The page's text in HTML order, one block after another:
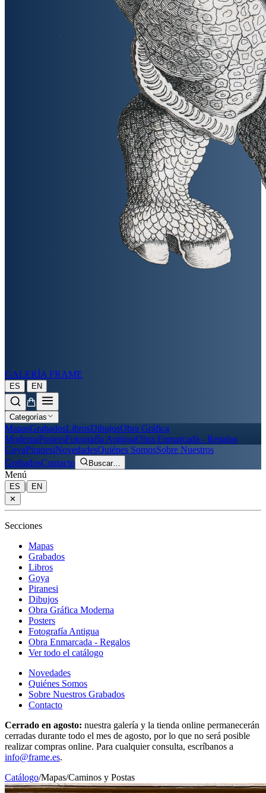
GALERÍA FRAME
ES | EN
Categorías
MapasGrabadosLibrosDibujosObra Gráfica
ModernaPostersFotografía AntiguaObra Enmarcada - Regalos
GoyaPiranesiNovedadesQuiénes SomosSobre Nuestros
GrabadosContacto Buscar…
Menú
ES |
EN
✕
Secciones
Mapas
Grabados
Libros
Goya
Piranesi
Dibujos
Obra Gráfica Moderna
Posters
Fotografía Antigua
Obra Enmarcada - Regalos
Ver todo el catálogo
Novedades
Quiénes Somos
Sobre Nuestros Grabados
Contacto
Cerrado en agosto: nuestra galería y la tienda online permanecerán
cerradas durante todo el mes de agosto, por lo que no será posible
realizar compras online. Para cualquier consulta, escríbanos a
info@frame.es.
Catálogo/Mapas/Caminos y Postas